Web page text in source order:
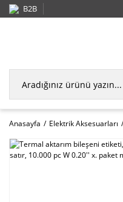
B2B
Anasayfa Elektrik Aksesuarları